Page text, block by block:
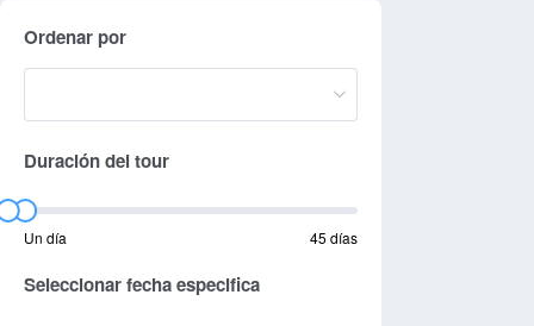
Ordenar por
Duración del tour
Un día 45 días
Seleccionar fecha especifica